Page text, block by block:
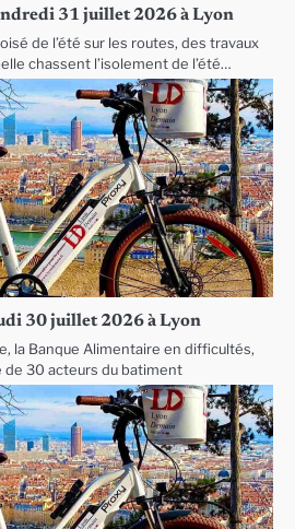
31 juillet 2026 à Lyon
de l’été sur les routes, des travaux
chassent l’isolement de l’été…
30 juillet 2026 à Lyon
la Banque Alimentaire en difficultés,
de 30 acteurs du batiment